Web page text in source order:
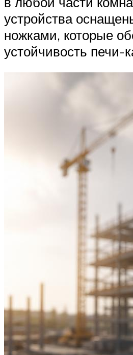
устройства
ножками, которые
устойчивость печи-